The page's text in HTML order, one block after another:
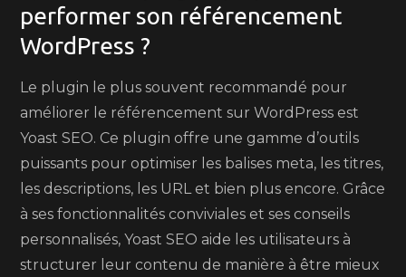
performer son référencement
WordPress ?
Le plugin le plus souvent recommandé pour
améliorer le référencement sur WordPress est
Yoast SEO. Ce plugin offre une gamme d’outils
puissants pour optimiser les balises meta, les titres,
les descriptions, les URL et bien plus encore. Grâce
à ses fonctionnalités conviviales et ses conseils
personnalisés, Yoast SEO aide les utilisateurs à
structurer leur contenu de manière à être mieux